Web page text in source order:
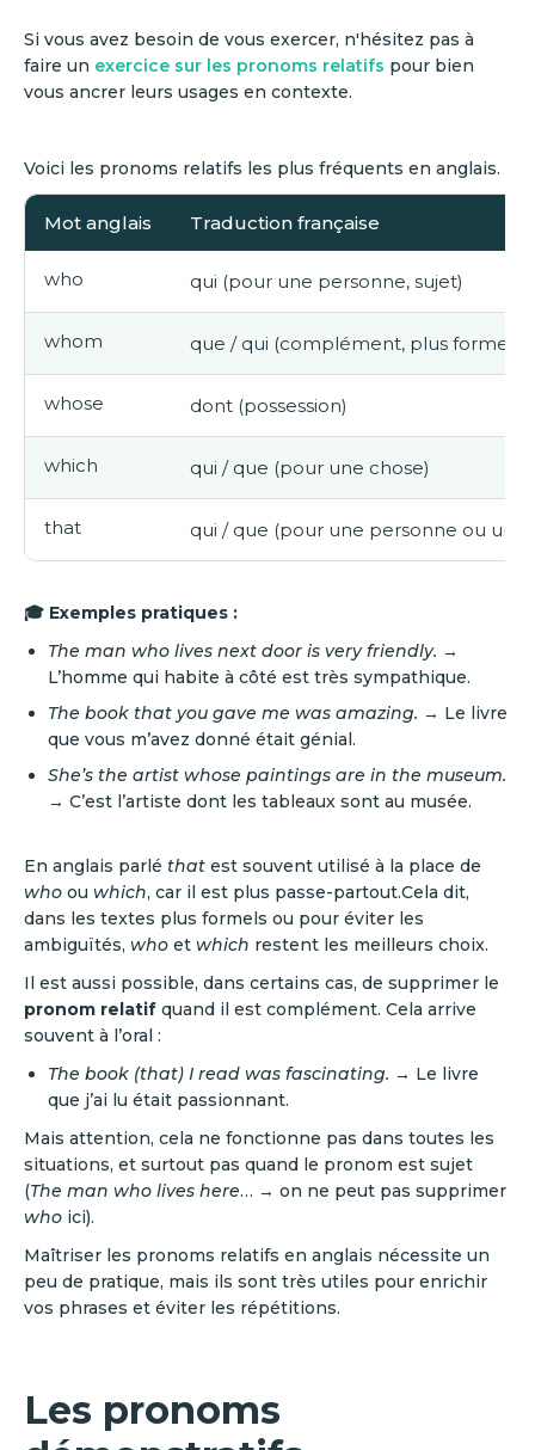
Si vous avez besoin de vous exercer, n'hésitez pas à
faire un exercice sur les pronoms relatifs pour bien
vous ancrer leurs usages en contexte.
Voici les pronoms relatifs les plus fréquents en anglais.
Mot anglais Traduction française
who qui (pour une personne, sujet)
whom que / qui (complément, plus formel)
whose dont (possession)
which qui / que (pour une chose)
that qui / que (pour une personne ou
🎓 Exemples pratiques :
The man who lives next door is very friendly. →
L’homme qui habite à côté est très sympathique.
The book that you gave me was amazing. → Le livre
que vous m’avez donné était génial.
She’s the artist whose paintings are in the museum.
→ C’est l’artiste dont les tableaux sont au musée.
En anglais parlé that est souvent utilisé à la place de
who ou which, car il est plus passe-partout.Cela dit,
dans les textes plus formels ou pour éviter les
ambiguïtés, who et which restent les meilleurs choix.
Il est aussi possible, dans certains cas, de supprimer le
pronom relatif quand il est complément. Cela arrive
souvent à l’oral :
The book (that) I read was fascinating. → Le livre
que j’ai lu était passionnant.
Mais attention, cela ne fonctionne pas dans toutes les
situations, et surtout pas quand le pronom est sujet
(The man who lives here… → on ne peut pas supprimer
who ici).
Maîtriser les pronoms relatifs en anglais nécessite un
peu de pratique, mais ils sont très utiles pour enrichir
vos phrases et éviter les répétitions.
Les pronoms